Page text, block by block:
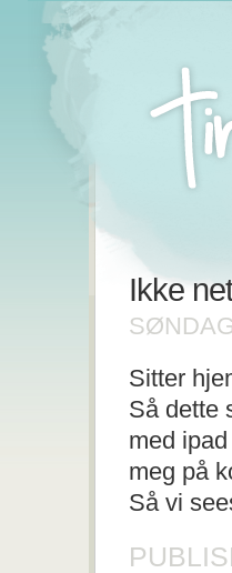
Ikke
Sitter
Så dette
med
meg på
Så vi